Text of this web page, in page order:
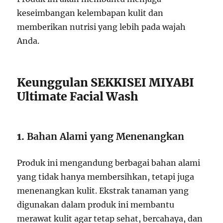
keseimbangan kelembapan kulit dan
memberikan nutrisi yang lebih pada wajah
Anda.
Keunggulan SEKKISEI MIYABI
Ultimate Facial Wash
1.Bahan Alami yang Menenangkan
Produk ini mengandung berbagai bahan alami
yang tidak hanya membersihkan, tetapi juga
menenangkan kulit. Ekstrak tanaman yang
digunakan dalam produk ini membantu
merawat kulit agar tetap sehat, bercahaya, dan